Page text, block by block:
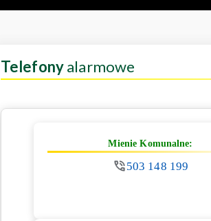
Telefonyalarmowe
Mienie Komunalne:
503 148 199